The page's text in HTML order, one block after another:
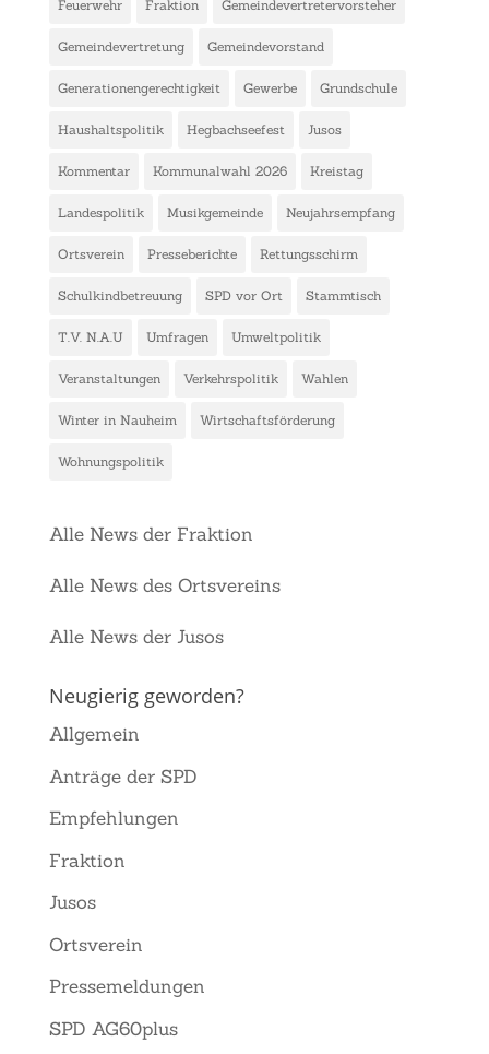
Feuerwehr Fraktion Gemeindevertretervorsteher
Gemeindevertretung Gemeindevorstand
Generationengerechtigkeit Gewerbe Grundschule
Haushaltspolitik Hegbachseefest Jusos
Kommentar Kommunalwahl 2026 Kreistag
Landespolitik Musikgemeinde Neujahrsempfang
Ortsverein Presseberichte Rettungsschirm
Schulkindbetreuung SPD vor Ort Stammtisch
T.V. N.A.U Umfragen Umweltpolitik
Veranstaltungen Verkehrspolitik Wahlen
Winter in Nauheim Wirtschaftsförderung
Wohnungspolitik
Alle News der Fraktion
Alle News des Ortsvereins
Alle News der Jusos
Neugierig geworden?
Allgemein
Anträge der SPD
Empfehlungen
Fraktion
Jusos
Ortsverein
Pressemeldungen
SPD AG60plus